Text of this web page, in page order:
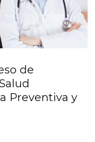
de
Preventiva y